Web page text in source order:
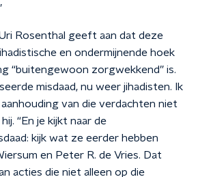
Rosenthal geeft aan dat deze
en ondermijnende hoek
“buitengewoon zorgwekkend” is.
misdaad, nu weer jihadisten. Ik
van die verdachten niet
“En je kijkt naar de
kijk wat ze eerder hebben
en Peter R. de Vries. Dat
acties die niet alleen op die